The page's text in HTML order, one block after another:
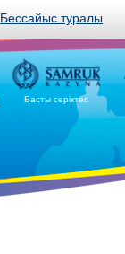
Бессайыс туралы
Басты серіктес